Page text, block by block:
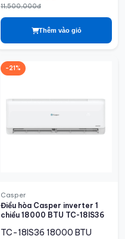
11,500,000đ
Thêm vào giỏ
-21%
Casper
Điều hòa Casper inverter 1
chiều 18000 BTU TC-18IS36
TC-18IS36 18000 BTU